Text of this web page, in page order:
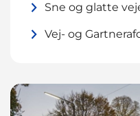
Sne og glatte
Vej- og